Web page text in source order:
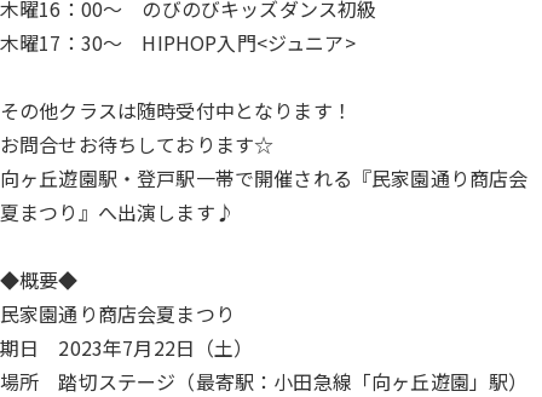
木曜16：00～ のびのびキッズダンス初級
木曜17：30～ HIPHOP入門<ジュニア>
その他クラスは随時受付中となります！
お問合せお待ちしております☆
向ヶ丘遊園駅・登戸駅一帯で開催される『民家園通り商店会
夏まつり』へ出演します♪
◆概要◆
民家園通り商店会夏まつり
期日 2023年7月22日（土）
場所 踏切ステージ（最寄駅：小田急線「向ヶ丘遊園」駅）